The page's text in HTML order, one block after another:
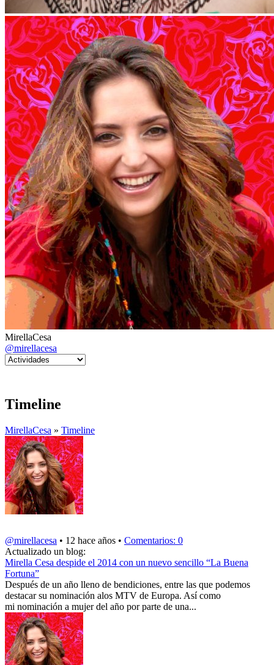
MirellaCesa
@mirellacesa
Timeline
MirellaCesa » Timeline
@mirellacesa • 12 hace años • Comentarios: 0
Actualizado un blog:
Mirella Cesa despide el 2014 con un nuevo sencillo “La Buena
Fortuna”
Después de un año lleno de bendiciones, entre las que podemos
destacar su nominación alos MTV de Europa. Así como
mi nominación a mujer del año por parte de una...